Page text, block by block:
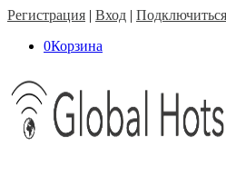
Регистрация | Вход |
0Корзина